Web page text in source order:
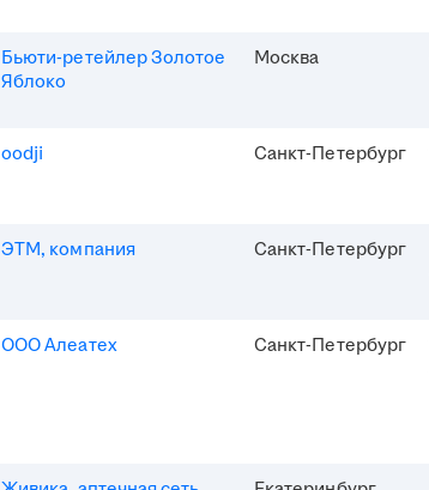
Бьюти-ретейлер Золотое
Яблоко
Москва
oodji Санкт-Петербург
ЭТМ, компания Санкт-Петербург
ООО Алеатех Санкт-Петербург